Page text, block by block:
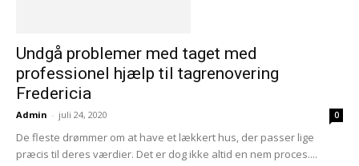
Undgå problemer med taget med
professionel hjælp til tagrenovering
Fredericia
Admin - juli 24, 2020 0
De fleste drømmer om at have et lækkert hus, der passer lige
præcis til deres værdier. Det er dog ikke altid en nem proces....